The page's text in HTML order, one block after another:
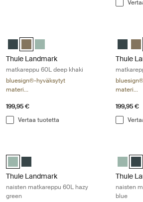
Thule Landmark 60L Tummansinisin
Thule Landmark 60L Syvä khaki
Thule Landmark 60L Hazy Green
Thule Landmark
matkareppu 60L deep khaki
bluesign®-hyväksytyt
materi...
199,95 €
Vertaa tuotetta
Thule
Thule
materi...
199,95 €
Thule Landmark 60L Women's Hazy Green
Thule Landmark 60L Women's
Thule Landmark
naisten matkareppu 60L hazy
green
Thule
Thule
naisten
blue